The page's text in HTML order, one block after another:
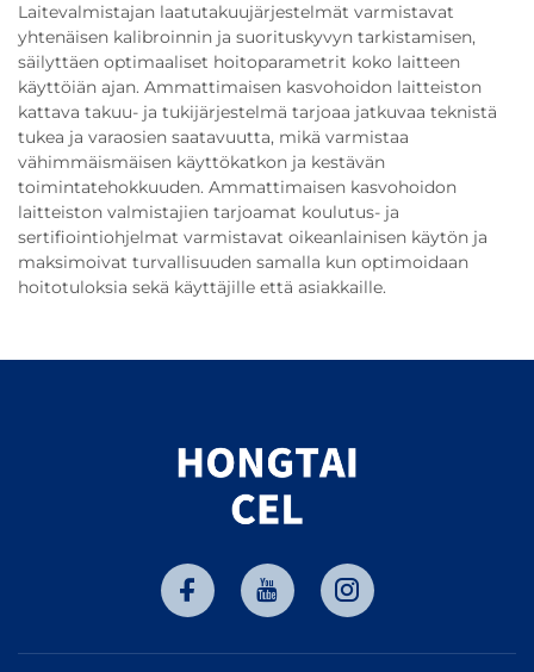
Laitevalmistajan laatutakuujärjestelmät varmistavat
yhtenäisen kalibroinnin ja suorituskyvyn tarkistamisen,
säilyttäen optimaaliset hoitoparametrit koko laitteen
käyttöiän ajan. Ammattimaisen kasvohoidon laitteiston
kattava takuu- ja tukijärjestelmä tarjoaa jatkuvaa teknistä
tukea ja varaosien saatavuutta, mikä varmistaa
vähimmäismäisen käyttökatkon ja kestävän
toimintatehokkuuden. Ammattimaisen kasvohoidon
laitteiston valmistajien tarjoamat koulutus- ja
sertifiointiohjelmat varmistavat oikeanlainisen käytön ja
maksimoivat turvallisuuden samalla kun optimoidaan
hoitotuloksia sekä käyttäjille että asiakkaille.